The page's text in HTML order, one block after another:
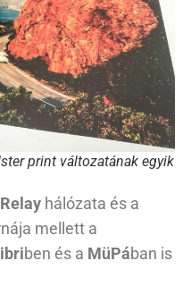
print változatának egyik
hálózata és a
mellett a
ben és a MüPában is